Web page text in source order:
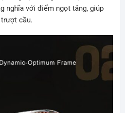
nghĩa với điểm ngọt tăng, giúp
cầu.